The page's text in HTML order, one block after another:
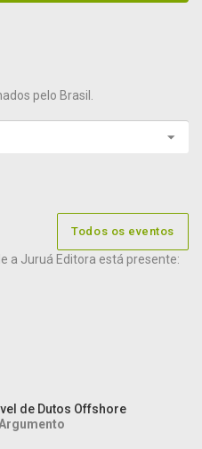
pelo Brasil.
Todos os eventos
a Juruá Editora está presente:
de Dutos Offshore